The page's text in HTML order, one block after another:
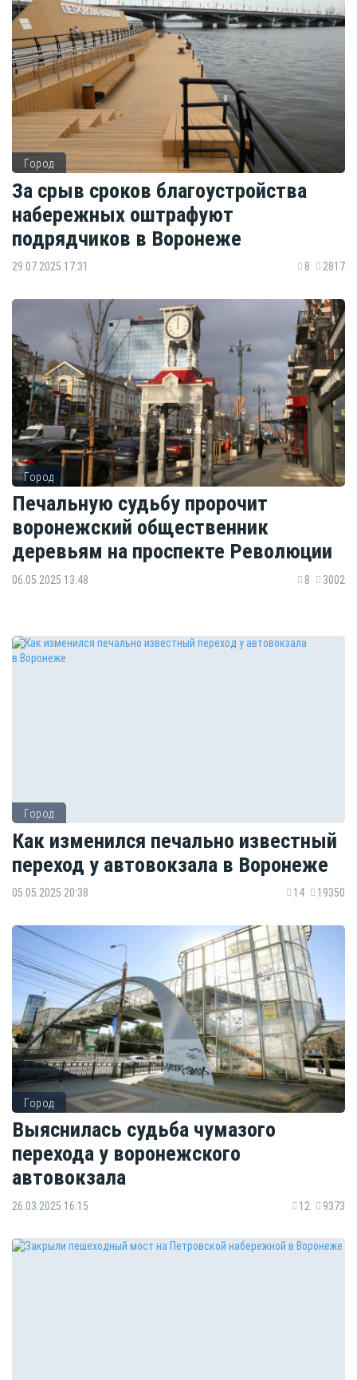
Город
За срыв сроков благоустройства
набережных оштрафуют
подрядчиков в Воронеже
29.07.2025 17:31 8 2817
Город
Печальную судьбу пророчит
воронежский общественник
деревьям на проспекте Революции
06.05.2025 13:48 8 3002
Город
Как изменился печально известный
переход у автовокзала в Воронеже
05.05.2025 20:38 14 19350
Город
Выяснилась судьба чумазого
перехода у воронежского
автовокзала
26.03.2025 16:15 12 9373